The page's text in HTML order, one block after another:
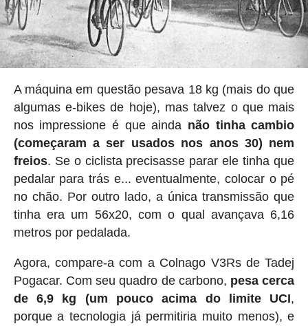
A máquina em questão pesava 18 kg (mais do que
algumas e-bikes de hoje), mas talvez o que mais
nos impressione é que ainda não tinha cambio
(começaram a ser usados nos anos 30) nem
freios. Se o ciclista precisasse parar ele tinha que
pedalar para trás e... eventualmente, colocar o pé
no chão. Por outro lado, a única transmissão que
tinha era um 56x20, com o qual avançava 6,16
metros por pedalada.
Agora, compare-a com a Colnago V3Rs de Tadej
Pogacar. Com seu quadro de carbono, pesa cerca
de 6,9 ​​kg (um pouco acima do limite UCI,
porque a tecnologia já permitiria muito menos), e